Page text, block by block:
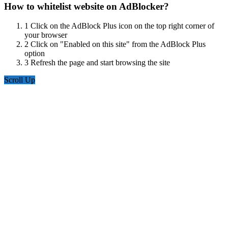
How to whitelist website on AdBlocker?
1 Click on the AdBlock Plus icon on the top right corner of
your browser
2 Click on "Enabled on this site" from the AdBlock Plus
option
3 Refresh the page and start browsing the site
Scroll Up